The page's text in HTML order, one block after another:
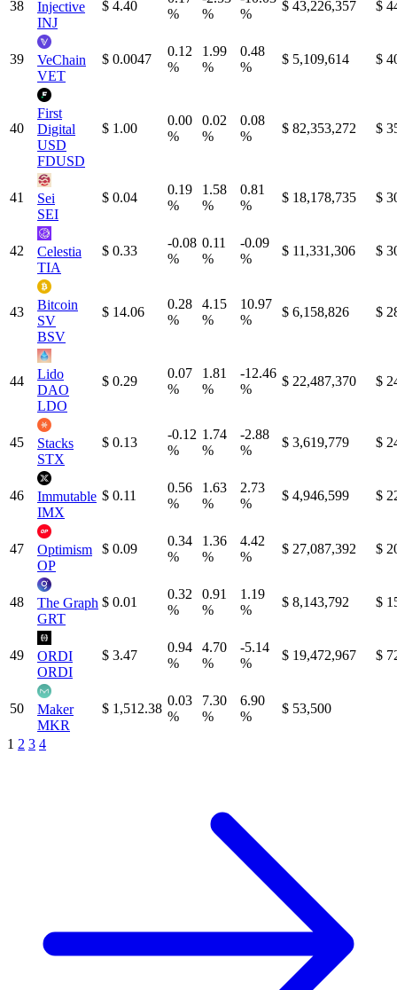
38
Injective
INJ
$ 4.40
%
%
%
$ 43,226,357 $
39
VeChain
VET
$ 0.0047
0.12
%
1.99
%
0.48
%
$ 5,109,614 $
40
First
Digital
USD
FDUSD
$ 1.00
0.00
%
0.02
%
0.08
%
$ 82,353,272 $
41
Sei
SEI
$ 0.04
0.19
%
1.58
%
0.81
%
$ 18,178,735 $
42
Celestia
TIA
$ 0.33
-0.08
%
0.11
%
-0.09
%
$ 11,331,306 $
43
Bitcoin
SV
BSV
$ 14.06
0.28
%
4.15
%
10.97
%
$ 6,158,826 $
44
Lido
DAO
LDO
$ 0.29
0.07
%
1.81
%
-12.46
%
$ 22,487,370 $
45
Stacks
STX
$ 0.13
-0.12
%
1.74
%
-2.88
%
$ 3,619,779 $
46
Immutable
IMX
$ 0.11
0.56
%
1.63
%
2.73
%
$ 4,946,599 $
47
Optimism
OP
$ 0.09
0.34
%
1.36
%
4.42
%
$ 27,087,392 $
48
The Graph
GRT
$ 0.01
0.32
%
0.91
%
1.19
%
$ 8,143,792 $
49
ORDI
ORDI
$ 3.47
0.94
%
4.70
%
-5.14
%
$ 19,472,967 $
50
Maker
MKR
$ 1,512.38
0.03
%
7.30
%
6.90
%
$ 53,500
1 2 3 4